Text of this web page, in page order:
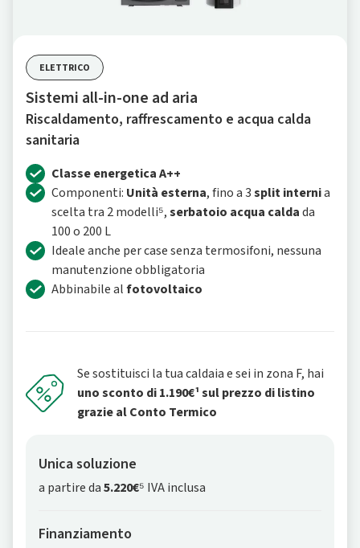
ELETTRICO
Sistemi all-in-one ad aria
Riscaldamento, raffrescamento e acqua calda
sanitaria
Classe energetica A++
Componenti: Unità esterna, fino a 3split internia
scelta tra 2 modelli⁵,serbatoio acqua caldada
100 o 200 L
Ideale anche per case senza termosifoni, nessuna
manutenzione obbligatoria
Abbinabile alfotovoltaico
Se sostituisci la tua caldaia e sei in zona F, hai
uno sconto di 1.190€¹ sul prezzo di listino
grazie al Conto Termico
Unica soluzione
a partire da5.220€⁵ IVA inclusa
Finanziamento